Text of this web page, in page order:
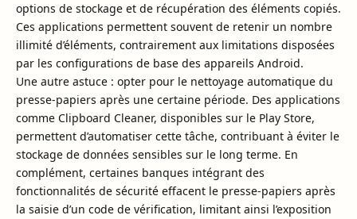
options de stockage et de récupération des éléments copiés.
Ces applications permettent souvent de retenir un nombre
illimité d’éléments, contrairement aux limitations disposées
par les configurations de base des appareils Android.
Une autre astuce : opter pour le nettoyage automatique du
presse-papiers après une certaine période. Des applications
comme Clipboard Cleaner, disponibles sur le Play Store,
permettent d’automatiser cette tâche, contribuant à éviter le
stockage de données sensibles sur le long terme. En
complément, certaines banques intégrant des
fonctionnalités de sécurité effacent le presse-papiers après
la saisie d’un code de vérification, limitant ainsi l’exposition